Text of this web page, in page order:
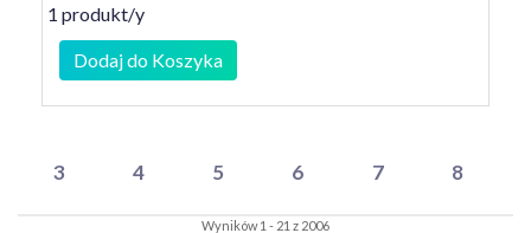
1 produkt/y
Dodaj do Koszyka
3 4 5 6 7 8
Wyników 1 - 21 z 2006